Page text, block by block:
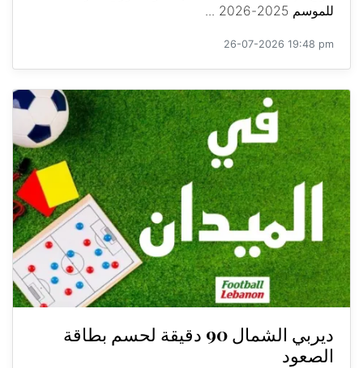
للموسم 2025-2026 ...
26-07-2026 19:48 pm
ديربي الشمال 90 دقيقة لحسم بطاقة
الصعود